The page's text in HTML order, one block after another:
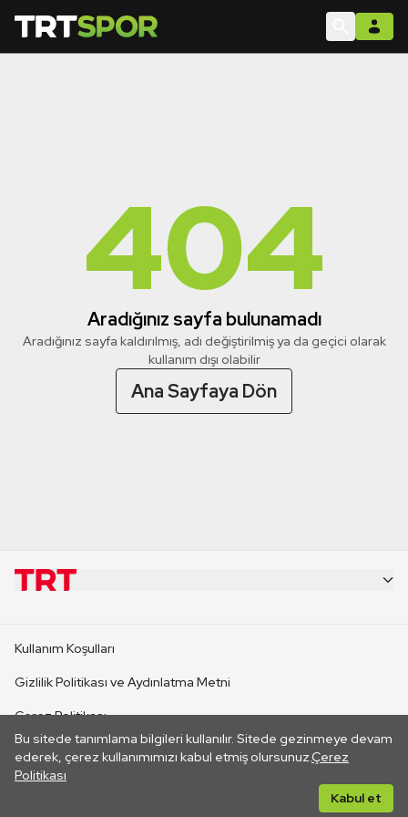
404
Aradığınız sayfa bulunamadı
Aradığınız sayfa kaldırılmış, adı değiştirilmiş ya da geçici olarak
kullanım dışı olabilir
Ana Sayfaya Dön
Bu sitede tanımlama bilgileri kullanılır. Sitede gezinmeye devam
ederek, çerez kullanımımızı kabul etmiş olursunuz.Çerez
Politikası
Kabul et
CANLI YAYINLAR
Kullanım Koşulları
Gizlilik Politikası ve Aydınlatma Metni
Çerez Politikası
İletişim
Her hakkı saklıdır. ©2026 TRT. Bağlantı yoluyla gidilen dış